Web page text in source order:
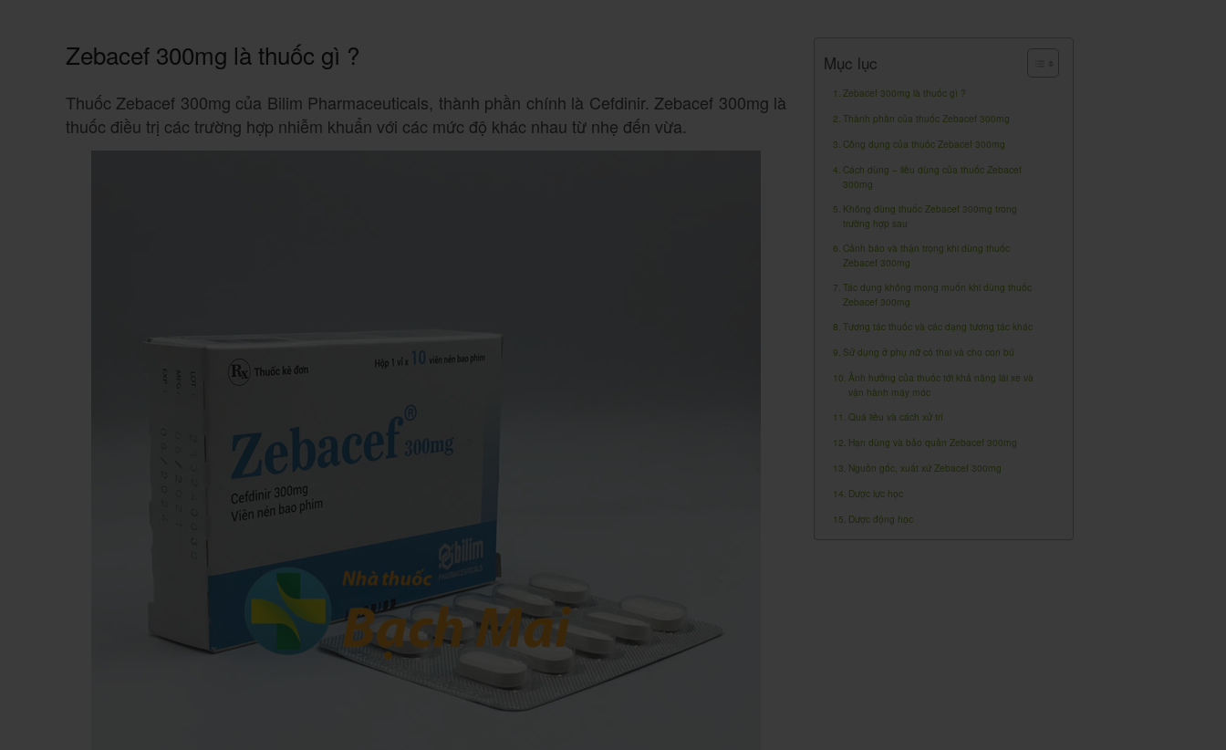
Zebacef 300mg là thuốc gì ?
Thuốc Zebacef 300mg của Bilim Pharmaceuticals, thành phần chính là Cefdinir. Zebacef 300mg là
thuốc điều trị các trường hợp nhiễm khuẩn với các mức độ khác nhau từ nhẹ đến vừa.
Mục lục
Zebacef 300mg là thuốc gì ?
Thành phần của thuốc Zebacef 300mg
Công dụng của thuốc Zebacef 300mg
Cách dùng – liều dùng của thuốc Zebacef
300mg
Không dùng thuốc Zebacef 300mg trong
trường hợp sau
Cảnh báo và thận trọng khi dùng thuốc
Zebacef 300mg
Tác dụng không mong muốn khi dùng thuốc
Zebacef 300mg
Tương tác thuốc và các dạng tương tác khác
Sử dụng ở phụ nữ có thai và cho con bú
Ảnh hưởng của thuốc tới khả năng lái xe và
vận hành máy móc
Quá liều và cách xử trí
Hạn dùng và bảo quản Zebacef 300mg
Nguồn gốc, xuất xứ Zebacef 300mg
Dược lực học
Dược động học